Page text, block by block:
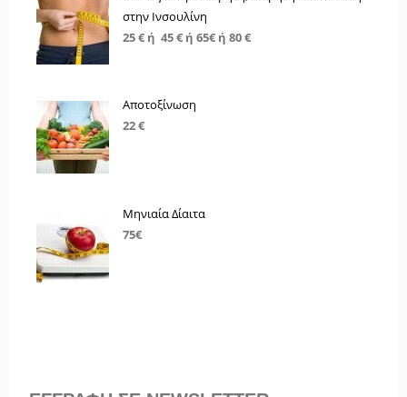
στην Ινσουλίνη
25 € ή 45 € ή 65€ ή 80 €
Αποτοξίνωση
22 €
Μηνιαία Δίαιτα
75€